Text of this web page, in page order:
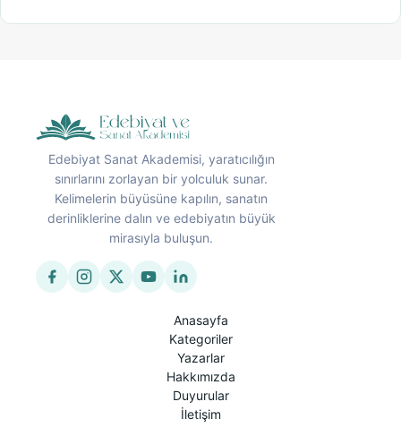
Edebiyat Sanat Akademisi, yaratıcılığın
sınırlarını zorlayan bir yolculuk sunar.
Kelimelerin büyüsüne kapılın, sanatın
derinliklerine dalın ve edebiyatın büyük
mirasıyla buluşun.
Anasayfa
Kategoriler
Yazarlar
Hakkımızda
Duyurular
İletişim